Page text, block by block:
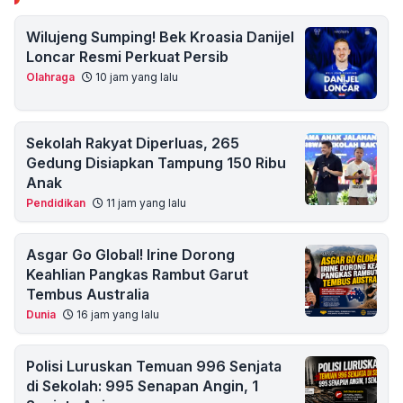
Wilujeng Sumping! Bek Kroasia Danijel
Loncar Resmi Perkuat Persib
Olahraga 10 jam yang lalu
Sekolah Rakyat Diperluas, 265
Gedung Disiapkan Tampung 150 Ribu
Anak
Pendidikan 11 jam yang lalu
Asgar Go Global! Irine Dorong
Keahlian Pangkas Rambut Garut
Tembus Australia
Dunia 16 jam yang lalu
Polisi Luruskan Temuan 996 Senjata
di Sekolah: 995 Senapan Angin, 1